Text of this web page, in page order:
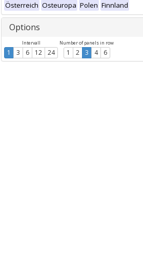
Österreich Osteuropa Polen Finnland
Options
Intervall
1 3 6 12 24
Number of panels in row
1 2 3 4 6